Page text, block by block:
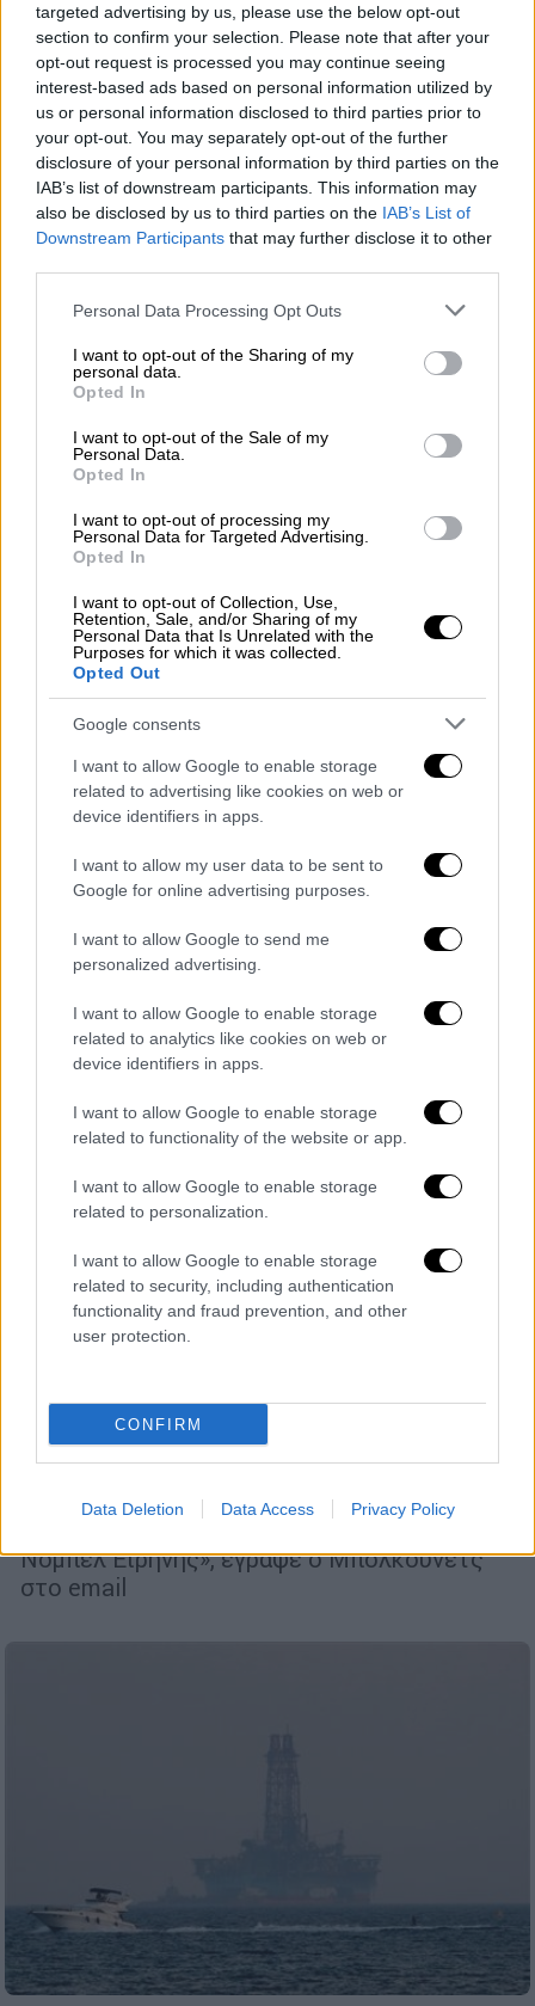
targeted advertising by us, please use the below opt-out
section to confirm your selection. Please note that after your
opt-out request is processed you may continue seeing
interest-based ads based on personal information utilized by
us or personal information disclosed to third parties prior to
your opt-out. You may separately opt-out of the further
disclosure of your personal information by third parties on the
IAB’s list of downstream participants. This information may
also be disclosed by us to third parties on the IAB’s List of
Downstream Participants that may further disclose it to other
Please note that this website/app uses one or more Google
not limited to your visit or usage behaviour. You may click to
grant or deny consent to Google and its third-party tags to
use your data for below specified purposes in below Google
consent section.
Personal Data Processing Opt Outs
I want to opt-out of the Sharing of my
personal data.
Opted In
I want to opt-out of the Sale of my
Personal Data.
Opted In
I want to opt-out of processing my
Personal Data for Targeted Advertising.
Opted In
I want to opt-out of Collection, Use,
Retention, Sale, and/or Sharing of my
Personal Data that Is Unrelated with the
Purposes for which it was collected.
Opted Out
Google consents
I want to allow Google to enable storage
related to advertising like cookies on web or
device identifiers in apps.
I want to allow my user data to be sent to
Google for online advertising purposes.
I want to allow Google to send me
personalized advertising.
I want to allow Google to enable storage
related to analytics like cookies on web or
device identifiers in apps.
I want to allow Google to enable storage
related to functionality of the website or app.
I want to allow Google to enable storage
related to personalization.
I want to allow Google to enable storage
related to security, including authentication
functionality and fraud prevention, and other
user protection.
CONFIRM
Data Deletion Data Access Privacy Policy
Ελλάδα 19.08.2025 22:50
Δυστύχημα στην Εγνατία οδό: Βαριές
κατηγορίες για τον οδηγό - Γιατί δεν έχει
καταθέσει ακόμη
Η κατάθεση του οδηγού όταν του
επιτρέψουν οι συνθήκες της υγείας του θα
ρίξει φως στη υπόθεση
Κόσμος|19.08.2025 22:41
Γιατί ο Πούτιν επιμένει στην
παραχώρηση του Ντονμπάς – Ο ρόλος
της περιφέρειας «κλειδί» για την τελική
έκβαση του πολέμου
Ο Πούτιν φέρεται να έχει απαιτήσει τον
πλήρη έλεγχο της βιομηχανικής περιοχής,
αλλά το Κίεβο είναι αντίθετο σε
«Η ελευθερία θα αποκαταστήσει τη
δικαιοσύνη»: Νομπελίστες καλούν τον
Τραμπ να «πιέσει» Λουκασένκο για
Νόμπελ Ειρήνης», έγραψε ο Μπολκουνέτς
στο email